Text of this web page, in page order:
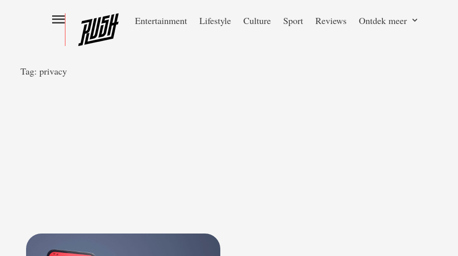
Entertainment Lifestyle Culture Sport Reviews Ontdek meer
Tag: privacy